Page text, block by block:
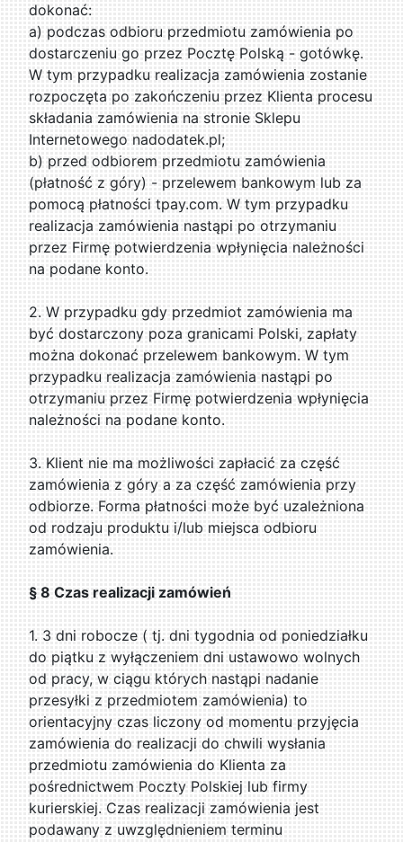
dokonać:
a) podczas odbioru przedmiotu zamówienia po
dostarczeniu go przez Pocztę Polską - gotówkę.
W tym przypadku realizacja zamówienia zostanie
rozpoczęta po zakończeniu przez Klienta procesu
składania zamówienia na stronie Sklepu
Internetowego nadodatek.pl;
b) przed odbiorem przedmiotu zamówienia
(płatność z góry) - przelewem bankowym lub za
pomocą płatności tpay.com. W tym przypadku
realizacja zamówienia nastąpi po otrzymaniu
przez Firmę potwierdzenia wpłynięcia należności
na podane konto.
2. W przypadku gdy przedmiot zamówienia ma
być dostarczony poza granicami Polski, zapłaty
można dokonać przelewem bankowym. W tym
przypadku realizacja zamówienia nastąpi po
otrzymaniu przez Firmę potwierdzenia wpłynięcia
należności na podane konto.
3. Klient nie ma możliwości zapłacić za część
zamówienia z góry a za część zamówienia przy
odbiorze. Forma płatności może być uzależniona
od rodzaju produktu i/lub miejsca odbioru
zamówienia.
§ 8 Czas realizacji zamówień
1. 3 dni robocze ( tj. dni tygodnia od poniedziałku
do piątku z wyłączeniem dni ustawowo wolnych
od pracy, w ciągu których nastąpi nadanie
przesyłki z przedmiotem zamówienia) to
orientacyjny czas liczony od momentu przyjęcia
zamówienia do realizacji do chwili wysłania
przedmiotu zamówienia do Klienta za
pośrednictwem Poczty Polskiej lub firmy
kurierskiej. Czas realizacji zamówienia jest
podawany z uwzględnieniem terminu